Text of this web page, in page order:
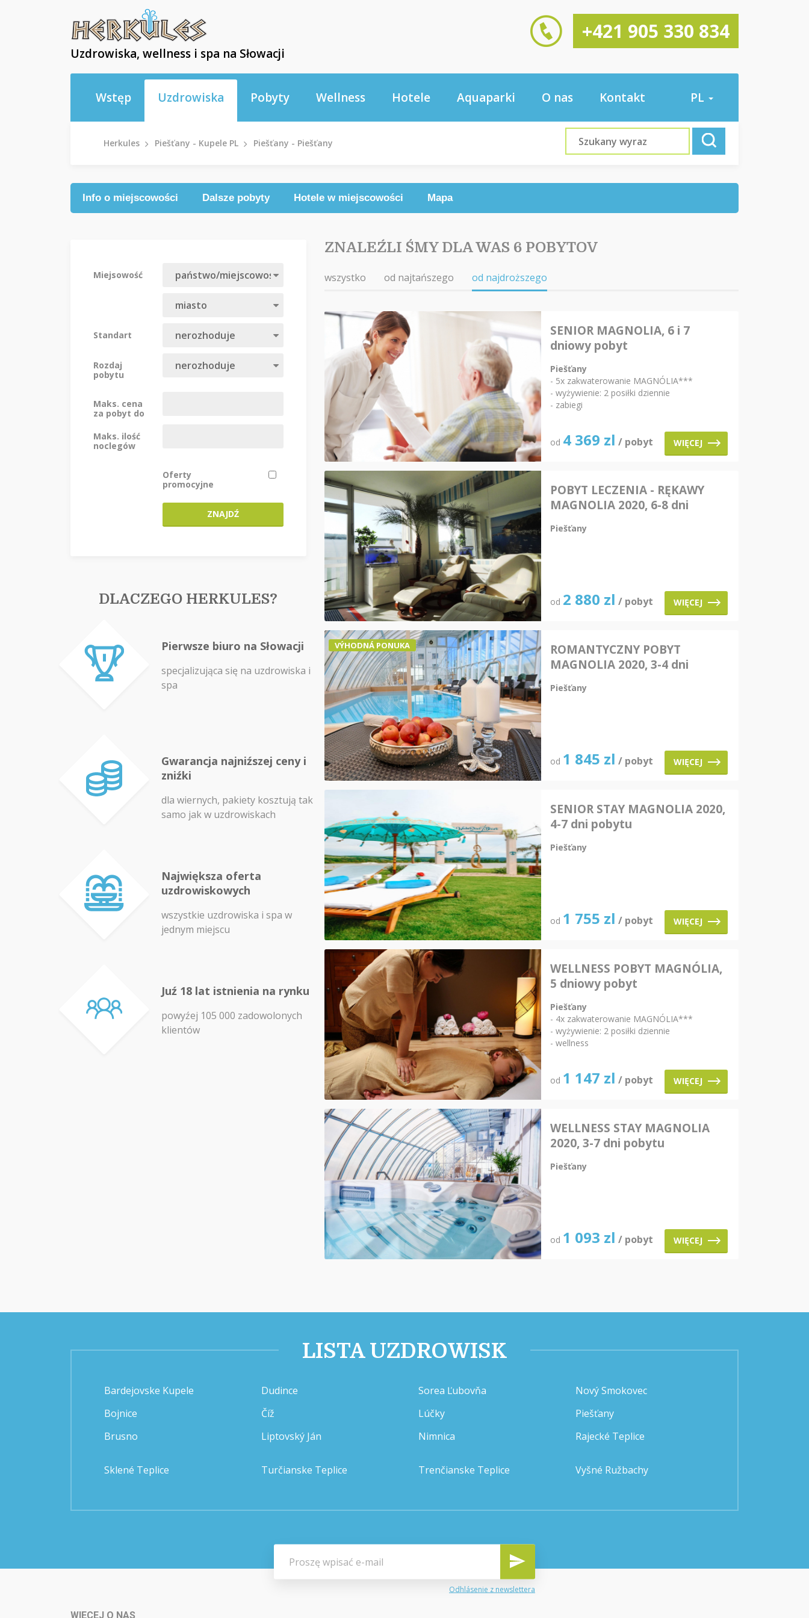
Uzdrowiska, wellness i spa na Słowacji
+421 905 330 834
Wstęp Uzdrowiska Pobyty Wellness Hotele Aquaparki O nas Kontakt PL
Herkules Piešťany - Kupele PL Piešťany - Piešťany
Info o miejscowości Dalsze pobyty Hotele w miejscowości Mapa
Miejsowość
Standart
Rozdaj
pobytu
Maks. cena
za pobyt do
Maks. ilość
noclegów
Oferty
promocyjne
ZNAJDŹ
DLACZEGO HERKULES?
Pierwsze biuro na Słowacji
specjalizująca się na uzdrowiska i
spa
Gwarancja najniźszej ceny i
zniźki
dla wiernych, pakiety kosztują tak
samo jak w uzdrowiskach
Największa oferta
uzdrowiskowych
wszystkie uzdrowiska i spa w
jednym miejscu
Juź 18 lat istnienia na rynku
powyźej 105 000 zadowolonych
klientów
ZNALEŹLI ŚMY DLA WAS 6 POBYTOV
wszystko od najtańszego od najdroższego
SENIOR MAGNOLIA, 6 i 7
dniowy pobyt
Piešťany
- 5x zakwaterowanie MAGNÓLIA***
- wyżywienie: 2 posiłki dziennie
- zabiegi
od 4 369 zl / pobyt WIĘCEJ
POBYT LECZENIA - RĘKAWY
MAGNOLIA 2020, 6-8 dni
Piešťany
od 2 880 zl / pobyt WIĘCEJ
VÝHODNÁ PONUKA
ROMANTYCZNY POBYT
MAGNOLIA 2020, 3-4 dni
Piešťany
od 1 845 zl / pobyt WIĘCEJ
SENIOR STAY MAGNOLIA 2020,
4-7 dni pobytu
Piešťany
od 1 755 zl / pobyt WIĘCEJ
WELLNESS POBYT MAGNÓLIA,
5 dniowy pobyt
Piešťany
- 4x zakwaterowanie MAGNÓLIA***
- wyżywienie: 2 posiłki dziennie
- wellness
od 1 147 zl / pobyt WIĘCEJ
WELLNESS STAY MAGNOLIA
2020, 3-7 dni pobytu
Piešťany
od 1 093 zl / pobyt WIĘCEJ
LISTA UZDROWISK
Bardejovske Kupele
Bojnice
Brusno
Dudince
Číž
Liptovský Ján
Sorea Ľubovňa
Lúčky
Nimnica
Nový Smokovec
Piešťany
Rajecké Teplice
Sklené Teplice Turčianske Teplice Trenčianske Teplice Vyšné Ružbachy
Odhlásenie z newslettera
WIECEJ O NAS